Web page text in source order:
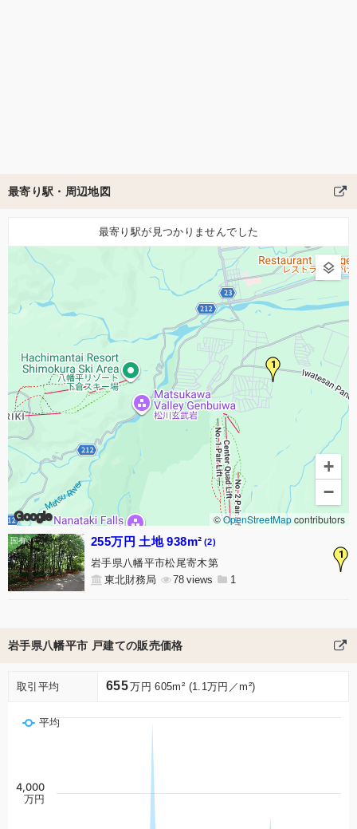
最寄り駅・周辺地図
最寄り駅が見つかりませんでした
1
Google
+
−
©OpenStreetMapcontributors
1
255万円 土地 938m² (2)
岩手県八幡平市松尾寄木第
東北財務局
78 1
岩手県八幡平市 戸建ての販売価格
取引平均 655万円 605m² (1.1万円／m²)
平均
4,000
万円